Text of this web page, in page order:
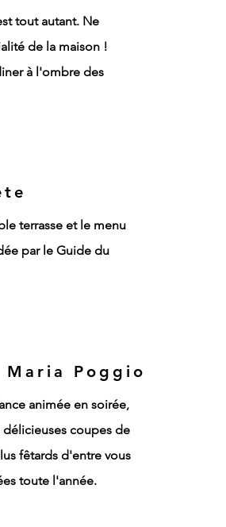
tout autant. Ne
de la maison !
à l'ombre des
terrasse et le menu
par le Guide du
Maria Poggio
animée en soirée,
délicieuses coupes de
fêtards d'entre vous
toute l'année.